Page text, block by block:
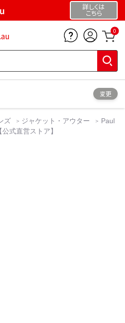
詳しくは
こちら
0
変更
ズ ジャケット・アウター
Paul
式直営ストア】